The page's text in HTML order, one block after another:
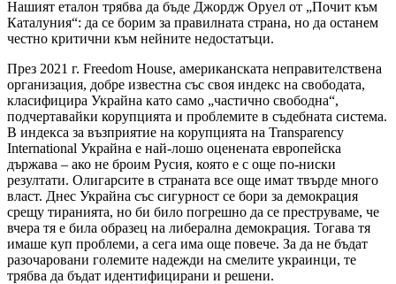
Нашият еталон трябва да бъде Джордж Оруел от „Почит към
Каталуния“: да се борим за правилната страна, но да останем
честно критични към нейните недостатъци.
През 2021 г. Freedom House, американската неправителствена
организация, добре известна със своя индекс на свободата,
класифицира Украйна като само „частично свободна“,
подчертавайки корупцията и проблемите в съдебната система.
В индекса за възприятие на корупцията на Transparency
International Украйна е най-лошо оценената европейска
държава – ако не броим Русия, която е с още по-ниски
резултати. Олигарсите в страната все още имат твърде много
власт. Днес Украйна със сигурност се бори за демокрация
срещу тиранията, но би било погрешно да се преструваме, че
вчера тя е била образец на либерална демокрация. Тогава тя
имаше куп проблеми, а сега има още повече. За да не бъдат
разочаровани големите надежди на смелите украинци, те
трябва да бъдат идентифицирани и решени.